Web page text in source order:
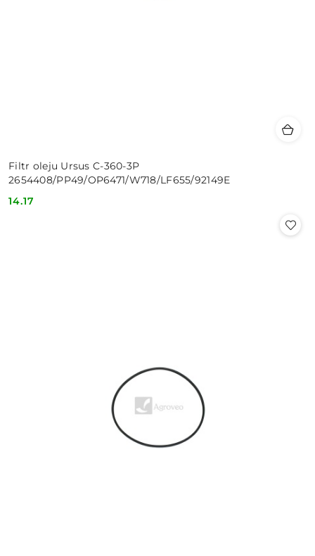
Filtr oleju Ursus C-360-3P
2654408/PP49/OP6471/W718/LF655/92149E
Cena:
14.17